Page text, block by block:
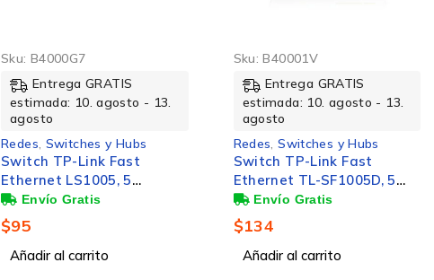
Sku: B4000G7
Entrega GRATIS
estimada: 10. agosto - 13.
agosto
Redes Switches y Hubs
Switch TP-Link Fast
Ethernet LS1005, 5
Puertos 10/100 Mbps, 100
Mbit/s - No Administrable
$95
Añadir al carrito
Sku:B40001V
Entrega GRATIS
estimada: 10. agosto - 13.
agosto
Redes ,Switches y Hubs
Switch TP-Link Fast
Ethernet TL-SF1005D, 5
Puertos 10/100Mbps,
1Gbit/s, 1000 Entradas –
No Administrable
$134
Añadir al carrito